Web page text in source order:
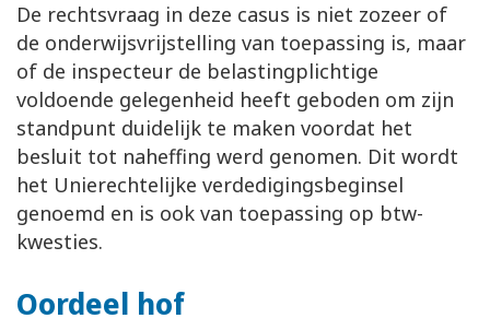
De rechtsvraag in deze casus is niet zozeer of
de onderwijsvrijstelling van toepassing is, maar
of de inspecteur de belastingplichtige
voldoende gelegenheid heeft geboden om zijn
standpunt duidelijk te maken voordat het
besluit tot naheffing werd genomen. Dit wordt
het Unierechtelijke verdedigingsbeginsel
genoemd en is ook van toepassing op btw-
kwesties.
Oordeel hof